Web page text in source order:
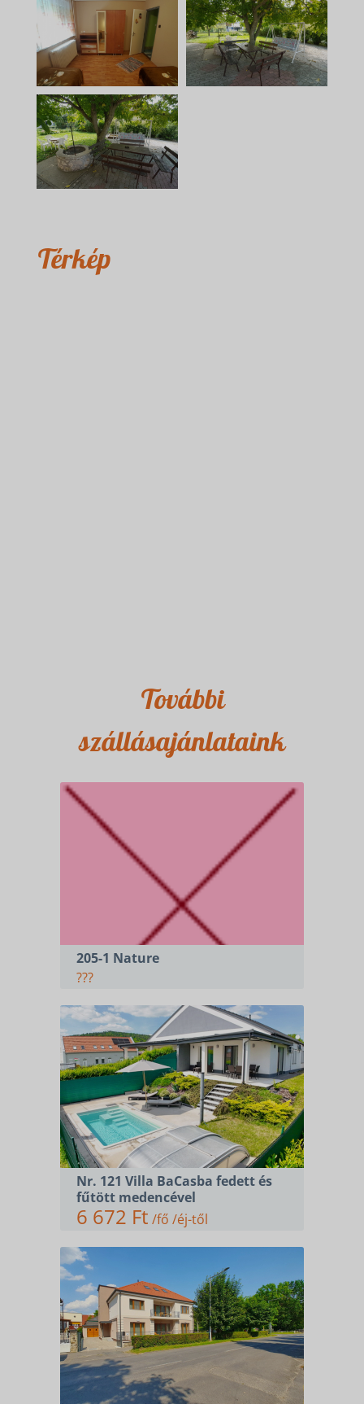
Térkép
További
szállásajánlataink
205-1 Nature
???
Nr. 121 Villa BaCasba fedett és
fűtött medencével
6 672 Ft /fő /éj-től